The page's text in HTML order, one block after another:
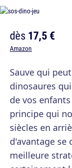
dès17,5 €
Amazon
Sauve qui
dinosaures
de vos
principe qui
siècles en
d'avantage se
meilleure